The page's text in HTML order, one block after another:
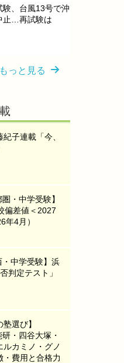
験、台風13号で沖
止…再試験は
っと見る
子連載「今、
・中学受験】
偏差値＜2027
年4月）
・中学受験】浜
判定テスト」
塾選び】
・四谷大塚・
ルカミノ・グノ
・費用と合格力